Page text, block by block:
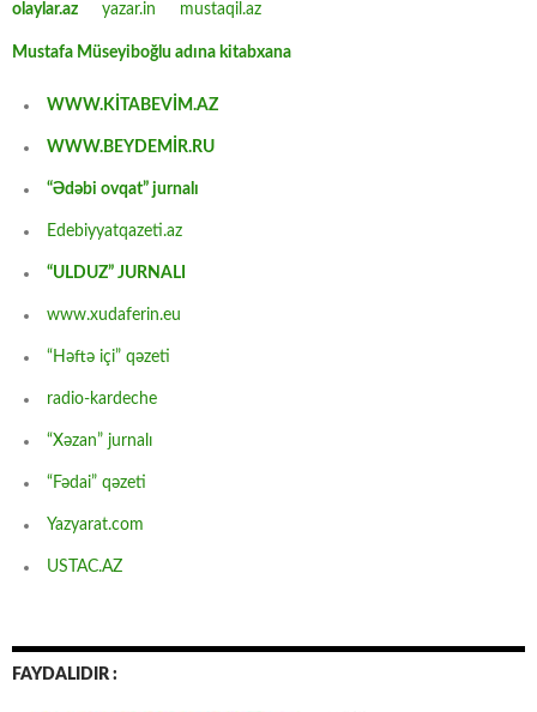
olaylar.az yazar.in mustaqil.az
Mustafa Müseyiboğlu adına kitabxana
WWW.KİTABEVİM.AZ
WWW.BEYDEMİR.RU
“Ədəbi ovqat” jurnalı
Edebiyyatqazeti.az
“ULDUZ” JURNALI
www.xudaferin.eu
“Həftə içi” qəzeti
radio-kardeche
“Xəzan” jurnalı
“Fədai” qəzeti
Yazyarat.com
USTAC.AZ
FAYDALIDIR :